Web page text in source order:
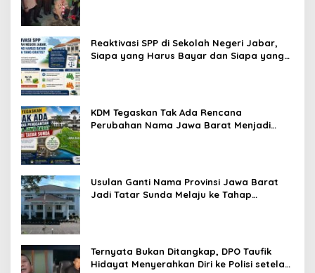
Reaktivasi SPP di Sekolah Negeri Jabar,
Siapa yang Harus Bayar dan Siapa yang
KDM Tegaskan Tak Ada Rencana
Perubahan Nama Jawa Barat Menjadi
Usulan Ganti Nama Provinsi Jawa Barat
Jadi Tatar Sunda Melaju ke Tahap
Ternyata Bukan Ditangkap, DPO Taufik
Hidayat Menyerahkan Diri ke Polisi setelah